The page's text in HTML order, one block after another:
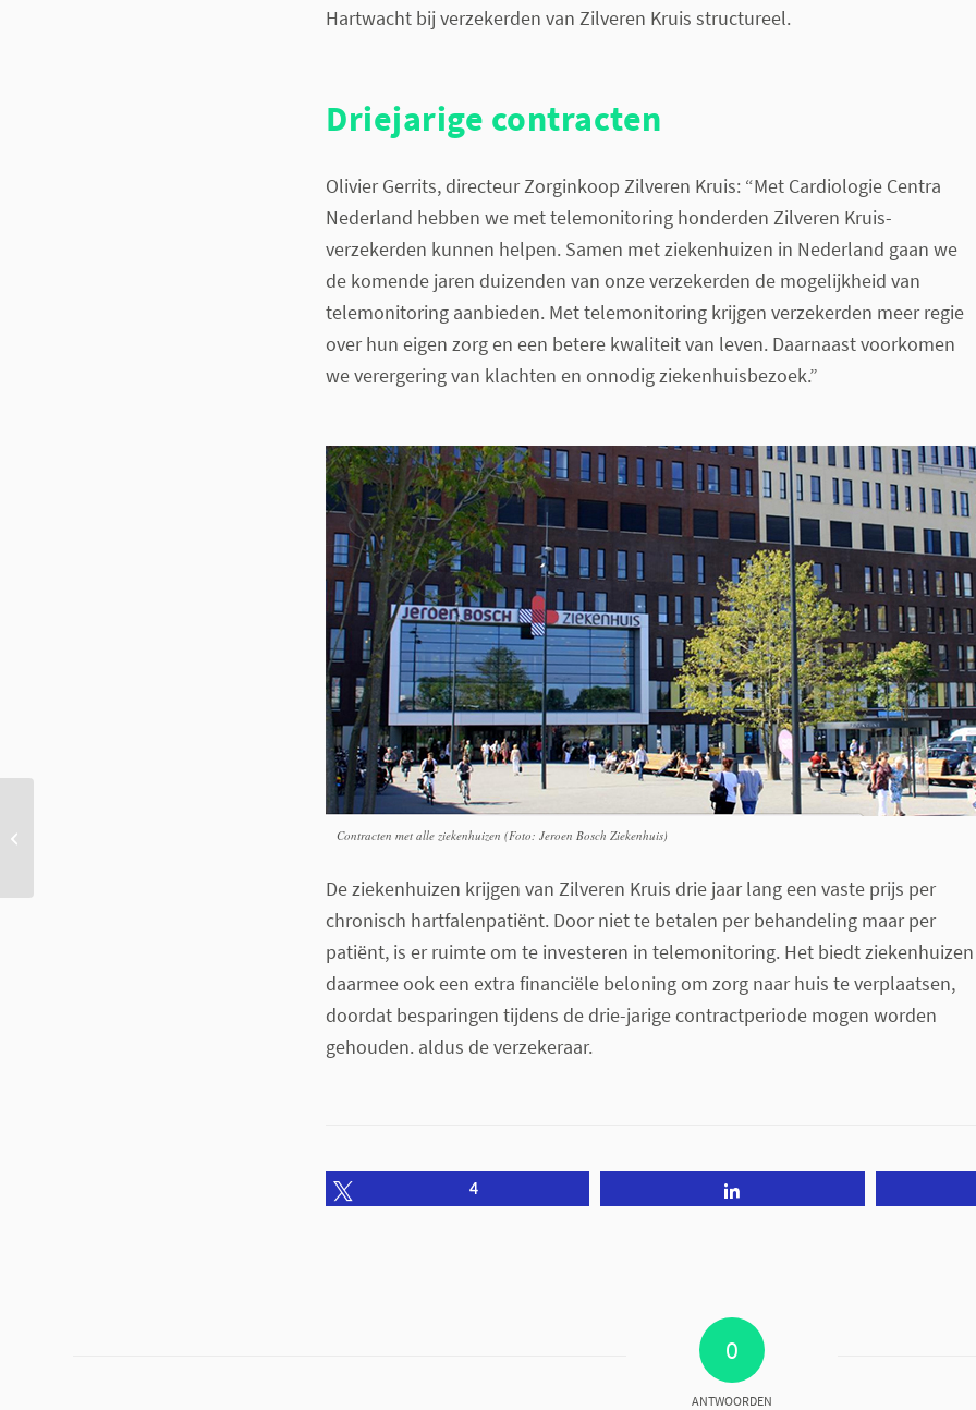
Hartwacht bij verzekerden van Zilveren Kruis structureel.
Driejarige contracten
Olivier Gerrits, directeur Zorginkoop Zilveren Kruis: “Met Cardiologie Centra
Nederland hebben we met telemonitoring honderden Zilveren Kruis-
verzekerden kunnen helpen. Samen met ziekenhuizen in Nederland gaan we
de komende jaren duizenden van onze verzekerden de mogelijkheid van
telemonitoring aanbieden. Met telemonitoring krijgen verzekerden meer regie
over hun eigen zorg en een betere kwaliteit van leven. Daarnaast voorkomen
we verergering van klachten en onnodig ziekenhuisbezoek.”
Contracten met alle ziekenhuizen (Foto: Jeroen Bosch Ziekenhuis)
De ziekenhuizen krijgen van Zilveren Kruis drie jaar lang een vaste prijs per
chronisch hartfalenpatiënt. Door niet te betalen per behandeling maar per
patiënt, is er ruimte om te investeren in telemonitoring. Het biedt ziekenhuizen
daarmee ook een extra financiële beloning om zorg naar huis te verplaatsen,
doordat besparingen tijdens de drie-jarige contractperiode mogen worden
gehouden. aldus de verzekeraar.
4
0
ANTWOORDEN